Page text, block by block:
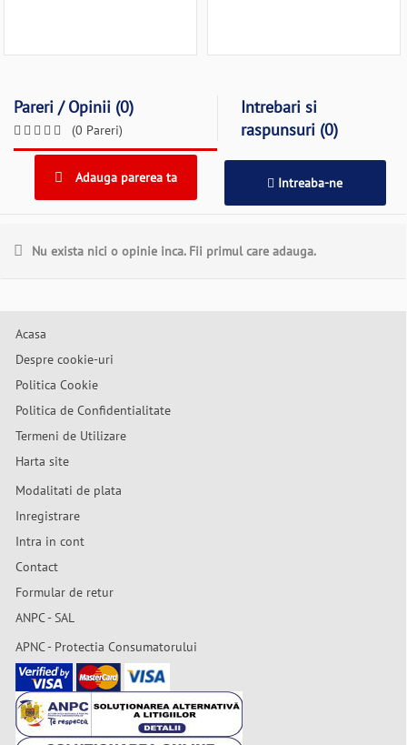
Pareri / Opinii (0)
(0 Pareri)
Intrebari si
raspunsuri (0)
Adauga parerea ta Intreaba-ne
Nu exista nici o opinie inca. Fii primul care adauga.
Acasa
Despre cookie-uri
Politica Cookie
Politica de Confidentialitate
Termeni de Utilizare
Harta site
Modalitati de plata
Inregistrare
Intra in cont
Contact
Formular de retur
ANPC - SAL
APNC - Protectia Consumatorului